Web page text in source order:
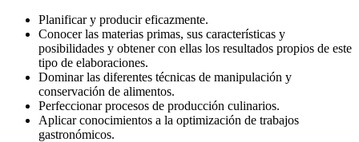
Planificar y producir eficazmente.
Conocer las materias primas, sus características y
posibilidades y obtener con ellas los resultados propios de este
tipo de elaboraciones.
Dominar las diferentes técnicas de manipulación y
conservación de alimentos.
Perfeccionar procesos de producción culinarios.
Aplicar conocimientos a la optimización de trabajos
gastronómicos.